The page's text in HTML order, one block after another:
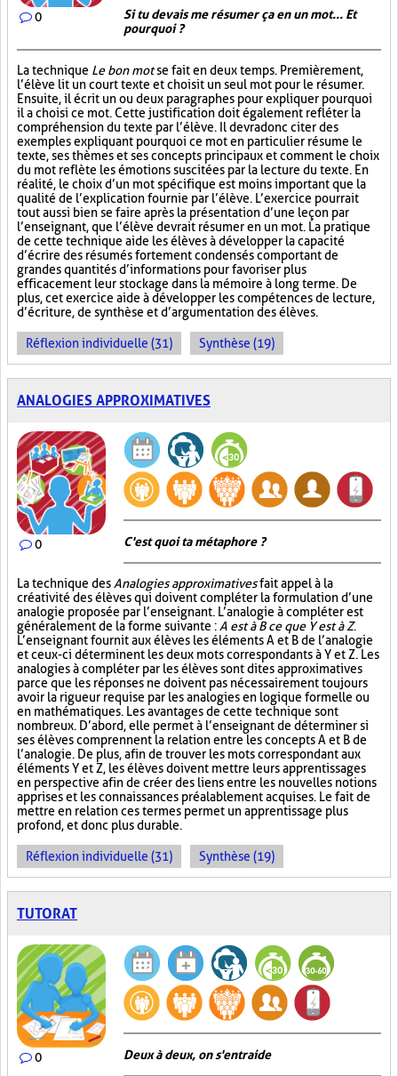
0
Si tu devais me résumer ça en un mot... Et
pourquoi ?
La technique Le bon motse fait en deux temps. Premièrement,
l’élève lit un court texte et choisit un seul mot pour le résumer.
Ensuite, il écrit un ou deux paragraphes pour expliquer pourquoi
il a choisi ce mot. Cette justification doit également refléter la
compréhension du texte par l’élève. Il devra donc citer des
exemples expliquant pourquoi ce mot en particulier résume le
texte, ses thèmes et ses concepts principaux et comment le choix
du mot reflète les émotions suscitées par la lecture du texte. En
réalité, le choix d’un mot spécifique est moins important que la
qualité de l’explication fournie par l’élève. L’exercice pourrait
tout aussi bien se faire après la présentation d’une leçon par
l’enseignant, que l’élève devrait résumer en un mot. La pratique
de cette technique aide les élèves à développer la capacité
d’écrire des résumés fortement condensés comportant de
grandes quantités d’informations pour favoriser plus
efficacement leur stockage dans la mémoire à long terme. De
plus, cet exercice aide à développer les compétences de lecture,
d’écriture, de synthèse et d’argumentation des élèves.
Réflexion individuelle (31) Synthèse (19)
ANALOGIES APPROXIMATIVES
0 C'est quoi ta métaphore ?
La technique des Analogies approximativesfait appel à la
créativité des élèves qui doivent compléter la formulation d’une
analogie proposée par l’enseignant. L’analogie à compléter est
généralement de la forme suivante : A est à B ce que Y est à Z.
L’enseignant fournit aux élèves les éléments A et B de l’analogie
et ceux-ci déterminent les deux mots correspondants à Y et Z. Les
analogies à compléter par les élèves sont dites approximatives
parce que les réponses ne doivent pas nécessairement toujours
avoir la rigueur requise par les analogies en logique formelle ou
en mathématiques. Les avantages de cette technique sont
nombreux. D’abord, elle permet à l’enseignant de déterminer si
ses élèves comprennent la relation entre les concepts A et B de
l’analogie. De plus, afin de trouver les mots correspondant aux
éléments Y et Z, les élèves doivent mettre leurs apprentissages
en perspective afin de créer des liens entre les nouvelles notions
apprises et les connaissances préalablement acquises. Le fait de
mettre en relation ces termes permet un apprentissage plus
profond, et donc plus durable.
Réflexion individuelle (31) Synthèse (19)
TUTORAT
0 Deux à deux, on s'entraide